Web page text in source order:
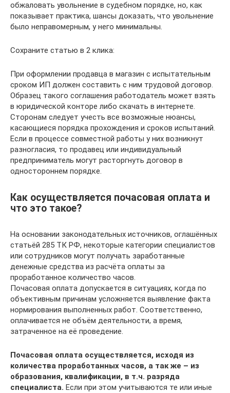
обжаловать увольнение в судебном порядке, но, как
показывает практика, шансы доказать, что увольнение
было неправомерным, у него минимальны.
Сохраните статью в 2 клика:
При оформлении продавца в магазин с испытательным
сроком ИП должен составить с ним трудовой договор.
Образец такого соглашения работодатель может взять
в юридической конторе либо скачать в интернете.
Сторонам следует учесть все возможные нюансы,
касающиеся порядка прохождения и сроков испытаний.
Если в процессе совместной работы у них возникнут
разногласия, то продавец или индивидуальный
предприниматель могут расторгнуть договор в
одностороннем порядке.
Как осуществляется почасовая оплата и
что это такое?
На основании законодательных источников, оглашённых
статьёй 285 ТК РФ, некоторые категории специалистов
или сотрудников могут получать заработанные
денежные средства из расчёта оплаты за
проработанное количество часов.
Почасовая оплата допускается в ситуациях, когда по
объективным причинам усложняется выявление факта
нормирования выполненных работ. Соответственно,
оплачивается не объём деятельности, а время,
затраченное на её проведение.
Почасовая оплата осуществляется, исходя из
количества проработанных часов, а так же – из
образования, квалификации, в т.ч. разряда
специалиста. Если при этом учитываются те или иные